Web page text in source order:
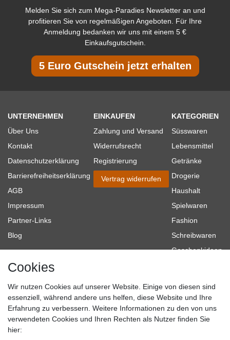
Melden Sie sich zum Mega-Paradies Newsletter an und
profitieren Sie von regelmäßigen Angeboten. Für Ihre
Anmeldung bedanken wir uns mit einem 5 €
Einkaufsgutschein.
5 Euro Gutschein jetzt erhalten
UNTERNEHMEN
Über Uns
Kontakt
Datenschutzerklärung
Barrierefreiheitserklärung
AGB
Impressum
Partner-Links
Blog
EINKAUFEN
Zahlung und Versand
Widerrufsrecht
Registrierung
Vertrag widerrufen
KATEGORIEN
Süsswaren
Lebensmittel
Getränke
Drogerie
Haushalt
Spielwaren
Fashion
Schreibwaren
Geschenkideen
Topmarken
SICHER EINKAUFEN WIR AKZEPTIEREN
Cookies
Wir nutzen Cookies auf unserer Website. Einige von diesen sind
essenziell, während andere uns helfen, diese Website und Ihre
Erfahrung zu verbessern. Weitere Informationen zu den von uns
verwendeten Cookies und Ihren Rechten als Nutzer finden Sie
hier: